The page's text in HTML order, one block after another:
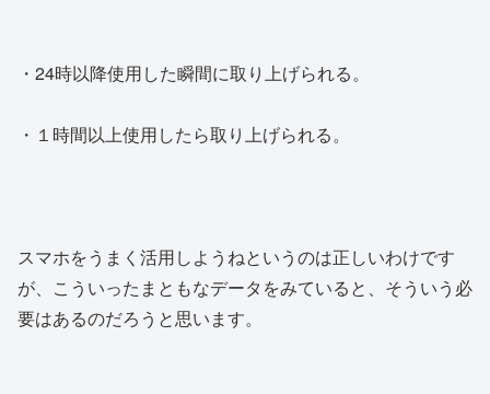
・24時以降使用した瞬間に取り上げられる。
・１時間以上使用したら取り上げられる。
スマホをうまく活用しようねというのは正しいわけです
が、こういったまともなデータをみていると、そういう必
要はあるのだろうと思います。